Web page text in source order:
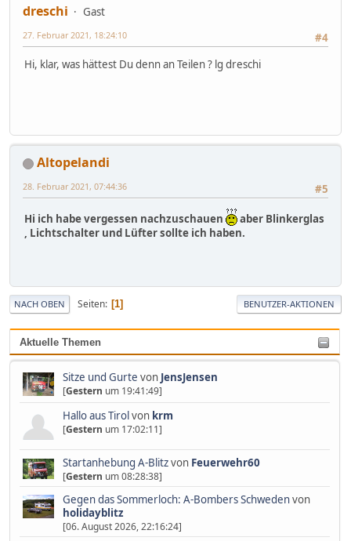
Aktuelle Themen
Sitze und Gurte von JensJensen
[Gestern um 19:41:49]
Hallo aus Tirolvon krm
[Gestern um 17:02:11]
Startanhebung A-Blitzvon Feuerwehr60
[Gestern um 08:28:38]
Gegen das Sommerloch: A-Bombers Schwedenvon
holidayblitz
[06. August 2026, 22:16:24]
dreschi
Gast
#4
27. Februar 2021, 18:24:10
Hi, klar, was hättest Du denn an Teilen ? lg dreschi
Altopelandi
#5
28. Februar 2021, 07:44:36
Hi ich habe vergessen nachzuschauen
aber Blinkerglas
, Lichtschalter und Lüfter sollte ich haben.
NACH OBEN Seiten 1 BENUTZER-AKTIONEN